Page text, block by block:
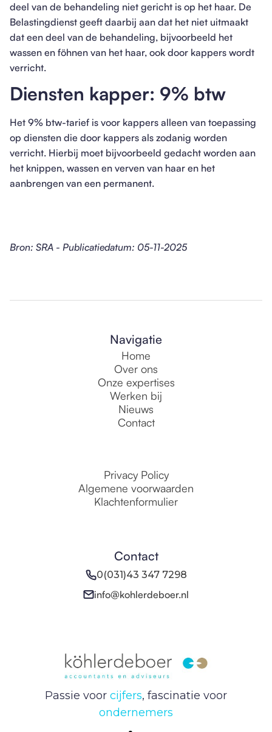
deel van de behandeling niet gericht is op het haar. De
Belastingdienst geeft daarbij aan dat het niet uitmaakt
dat een deel van de behandeling, bijvoorbeeld het
wassen en föhnen van het haar, ook door kappers wordt
verricht.
Diensten kapper: 9% btw
Het 9% btw-tarief is voor kappers alleen van toepassing
op diensten die door kappers als zodanig worden
verricht. Hierbij moet bijvoorbeeld gedacht worden aan
het knippen, wassen en verven van haar en het
aanbrengen van een permanent.
Bron: SRA - Publicatiedatum: 05-11-2025
Navigatie
Home
Over ons
Onze expertises
Werken bij
Nieuws
Contact
Privacy Policy
Algemene voorwaarden
Klachtenformulier
Contact
0(031)43 347 7298
info@kohlerdeboer.nl
Passie voor cijfers, fascinatie voor
ondernemers